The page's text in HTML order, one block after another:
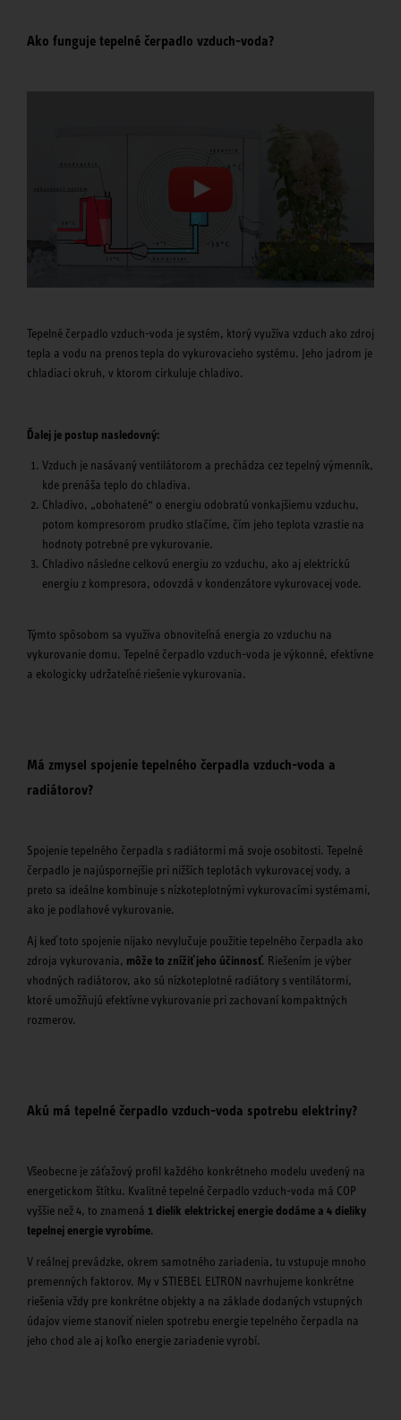
Ako funguje tepelné čerpadlo vzduch-voda?
Tepelné čerpadlo vzduch-voda je systém, ktorý využíva vzduch ako zdroj
tepla a vodu na prenos tepla do vykurovacieho systému. Jeho jadrom je
chladiaci okruh, v ktorom cirkuluje chladivo.
Ďalej je postup nasledovný:
Vzduch je nasávaný ventilátorom a prechádza cez tepelný výmenník,
kde prenáša teplo do chladiva.
Chladivo, „obohatené“ o energiu odobratú vonkajšiemu vzduchu,
potom kompresorom prudko stlačíme, čím jeho teplota vzrastie na
hodnoty potrebné pre vykurovanie.
Chladivo následne celkovú energiu zo vzduchu, ako aj elektrickú
energiu z kompresora, odovzdá v kondenzátore vykurovacej vode.
Týmto spôsobom sa využíva obnoviteľná energia zo vzduchu na
vykurovanie domu. Tepelné čerpadlo vzduch-voda je výkonné, efektívne
a ekologicky udržateľné riešenie vykurovania.
Má zmysel spojenie tepelného čerpadla vzduch-voda a
radiátorov?
Spojenie tepelného čerpadla s radiátormi má svoje osobitosti. Tepelné
čerpadlo je najúspornejšie pri nižších teplotách vykurovacej vody, a
preto sa ideálne kombinuje s nízkoteplotnými vykurovacími systémami,
ako je podlahové vykurovanie.
Aj keď toto spojenie nijako nevylučuje použitie tepelného čerpadla ako
zdroja vykurovania, môže to znížiť jeho účinnosť. Riešením je výber
vhodných radiátorov, ako sú nízkoteplotné radiátory s ventilátormi,
ktoré umožňujú efektívne vykurovanie pri zachovaní kompaktných
rozmerov.
Akú má tepelné čerpadlo vzduch-voda spotrebu elektriny?
Všeobecne je záťažový profil každého konkrétneho modelu uvedený na
energetickom štítku. Kvalitné tepelné čerpadlo vzduch-voda má COP
vyššie než 4, to znamená 1 dielik elektrickej energie dodáme a 4 dieliky
tepelnej energie vyrobíme.
V reálnej prevádzke, okrem samotného zariadenia, tu vstupuje mnoho
premenných faktorov. My v STIEBEL ELTRON navrhujeme konkrétne
riešenia vždy pre konkrétne objekty a na základe dodaných vstupných
údajov vieme stanoviť nielen spotrebu energie tepelného čerpadla na
jeho chod ale aj koľko energie zariadenie vyrobí.